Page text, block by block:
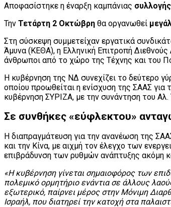
Αποφασίστηκε η έναρξη καμπάνιας
Την Τετάρτη 2 Οκτώβρη θα οργανωθεί
Στη σύσκεψη συμμετείχαν εργατικά
Άμυνα (ΚΕΘΑ), η Ελληνική Επιτροπή
άνθρωποι από το χώρο της Τέχνης και του
Η κυβέρνηση της ΝΔ συνεχίζει το δεύτερο
οποίου προωθείται η ενίσχυση της ΣΑΑΣ
κυβέρνηση ΣΥΡΙΖΑ, με την συνάντηση του
Σε συνθήκες «εύφλεκτου»
Η διαπραγμάτευση για την ανανέωση της
και την Κίνα, με αιχμή τον έλεγχο των
επιβράδυνση των ρυθμών ανάπτυξης ακόμη
«Η κυβέρνηση γίνεται σημαιοφόρος των
πολεμικό ορμητήριο ενάντια σε άλλους
εξωτερικό, παίρνει μέρος στην Μόνιμη
Ισραήλ, που διατηρεί την κατοχή στα